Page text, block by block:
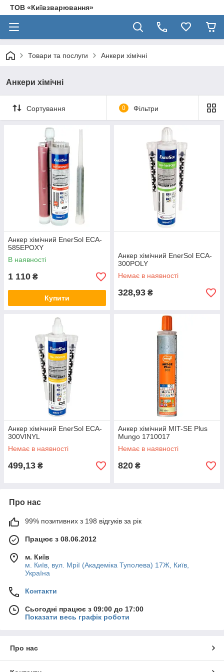
ТОВ «Київзварювання»
Товари та послуги Анкери хімічні
Анкери хімічні
Сортування 0 Фільтри
Анкер хімічний EnerSol ECA-
585EPOXY
В наявності
1 110 ₴
Купити
Анкер хімічний EnerSol ECA-
300POLY
Немає в наявності
328,93 ₴
Анкер хімічний EnerSol ECA-
300VINYL
Немає в наявності
499,13 ₴
Анкер хімічний MIT-SE Plus
Mungo 1710017
Немає в наявності
820 ₴
Про нас
99% позитивних з 198 відгуків за рік
Працює з 08.06.2012
м. Київ
м. Київ, вул. Мрії (Академіка Туполева) 17Ж, Київ,
Україна
Контакти
Сьогодні працює з 09:00 до 17:00
Показати весь графік роботи
Про нас